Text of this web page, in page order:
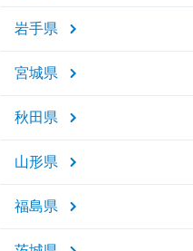
岩手県
宮城県
秋田県
山形県
福島県